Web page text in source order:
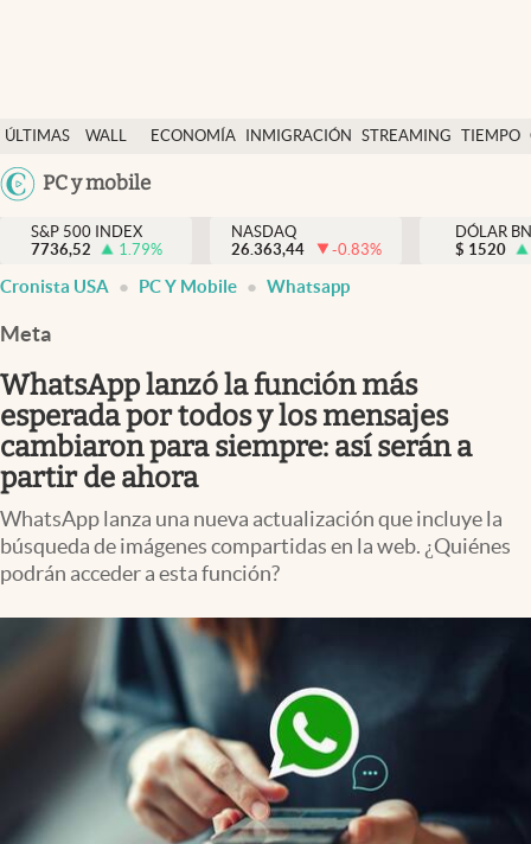
ÚLTIMAS
NOTICIAS
WALL
DÓLAR
ECONOMÍA INMIGRACIÓN STREAMING TIEMPO
México
PC y mobile
Finanzas y economía
Wall Street y dólar
Inmigración
Espiritual
Streaming
PC y mobile
Lifestyle
S&P 500 INDEX
7736,52
1.79%
NASDAQ
26.363,44
-0.83%
DÓLAR
$ 1520
Cronista USA PC Y Mobile Whatsapp
Meta
WhatsApp lanzó la función más
esperada por todos y los mensajes
cambiaron para siempre: así serán a
partir de ahora
WhatsApp lanza una nueva actualización que incluye la
búsqueda de imágenes compartidas en la web. ¿Quiénes
podrán acceder a esta función?